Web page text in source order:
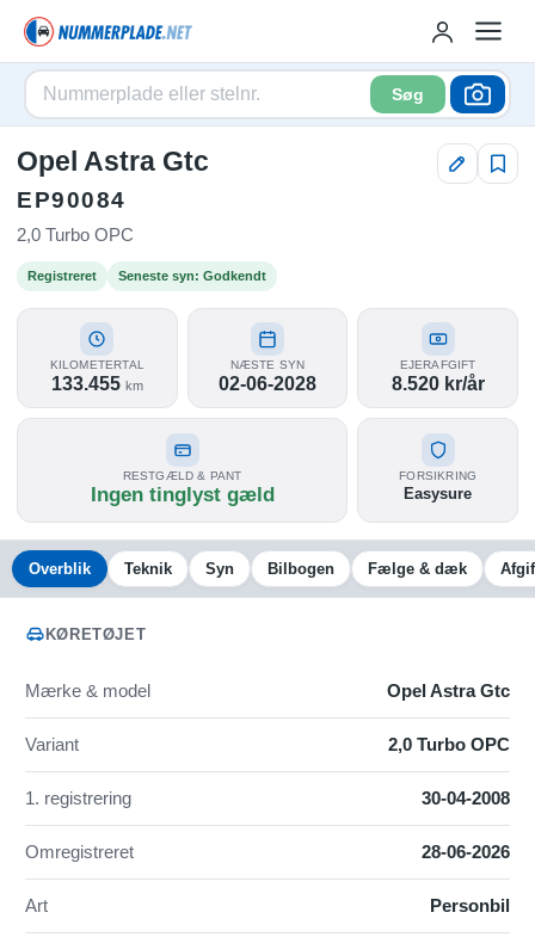
Søg
Opel Astra Gtc
EP90084
2,0 Turbo OPC
Registreret Seneste syn: Godkendt
KILOMETERTAL
133.455 km
NÆSTE SYN
02-06-2028
EJERAFGIFT
8.520 kr/år
RESTGÆLD & PANT
Ingen tinglyst gæld
FORSIKRING
Easysure
Overblik Teknik Syn Bilbogen Fælge & dæk
KØRETØJET
Mærke & model Opel Astra Gtc
Variant 2,0 Turbo OPC
1. registrering 30-04-2008
Omregistreret 28-06-2026
Art Personbil